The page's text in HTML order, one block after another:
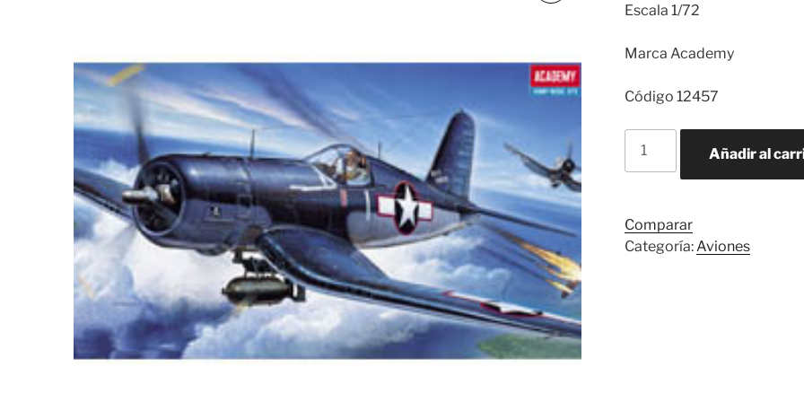
Escala 1/72
Marca Academy
Código 12457
4U-
Añadir al
Comparar
Categoría: Aviones